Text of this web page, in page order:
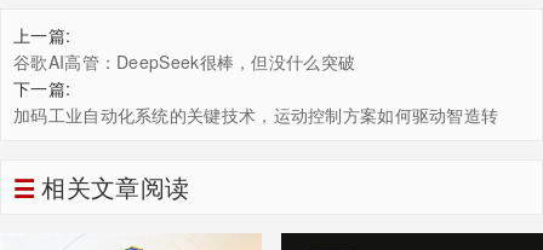
上一篇:
谷歌AI高管：DeepSeek很棒，但没什么突破
下一篇:
加码工业自动化系统的关键技术，运动控制方案如何驱动智造转
相关文章阅读